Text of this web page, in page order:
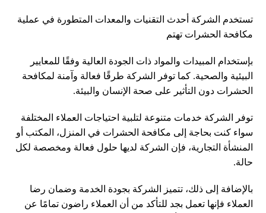
تستخدم الشركة أحدث التقنيات والمعدات المتطورة في عملية
مكافحة الحشرات تهتم
بإستخدام المبيدات والمواد ذات الجودة العالية وفقًا للمعايير
البيئية والصحية. كما توفر الشركة طرقًا فعالة وآمنة لمكافحة
الحشرات دون التأثير على صحة الإنسان والبيئة.
توفر الشركة خدمات متنوعة لتلبية احتياجات العملاء المختلفة
سواء كنت بحاجة إلى مكافحة الحشرات في المنزل، المكتب أو
المنشأة التجارية، فإن الشركة لديها حلول فعالة ومخصصة لكل
حالة.
بالإضافة إلى ذلك، تتميز الشركة بجودة الخدمة وضمان رضا
العملاء فإنها تعمل بجد للتأكد من أن العملاء راضون تمامًا عن